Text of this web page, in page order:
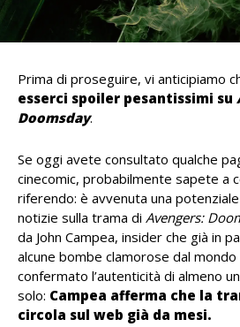
Prima di proseguire, vi anticipiamo
esserci spoiler pesantissimi su
Doomsday.
Se oggi avete consultato qualche
cinecomic, probabilmente sapete a
riferendo: è avvenuta una
notizie sulla trama di Avengers:
da John Campea, insider che già in
alcune bombe clamorose dal mondo
confermato l’autenticità di almeno
solo: Campea afferma che la
circola sul web già da mesi.